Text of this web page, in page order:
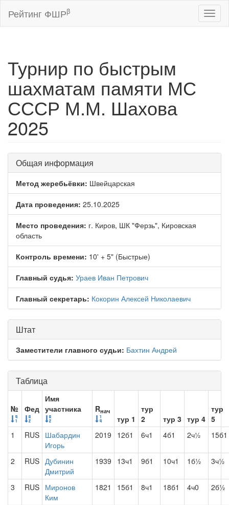
Рейтинг ФШРβ
Турнир по быстрым
шахматам памяти МС
СССР М.М. Шахова
2025
Общая информация
Метод жеребьёвки: Швейцарская
Дата проведения: 25.10.2025
Место проведения: г. Киров, ШК "Ферзь", Кировская
область
Контроль времени: 10' + 5" (Быстрые)
Главный судья: Ураев Иван Петрович
Главный секретарь: Кокорин Алексей Николаевич
Штат
Заместители главного судьи: Бахтин Андрей
Таблица
№ Фед
Имя
участника
Rнач
тур 1
тур
2
тур 3 тур 4
тур
5
1
RUS Шабардин
Игорь
2019 12б1 6ч1 4б1 2ч½ 15б1
2 RUS Дубинин
Дмитрий
1939 13ч1 9б1 10ч1 1б½ 3ч½
3 RUS Миронов
Ким
1821 15б1 8ч1 18б1 4ч0 2б½